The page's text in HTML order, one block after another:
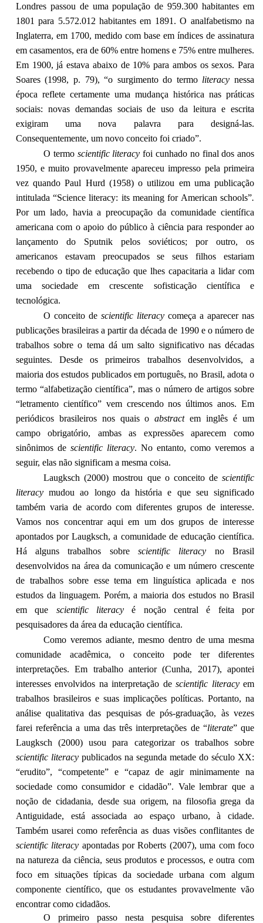
Londres passou de uma população de 959.300 habitantes em
1801 para 5.572.012 habitantes em 1891. O analfabetismo na
Inglaterra, em 1700, medido com base em índices de assinatura
em casamentos, era de 60% entre homens e 75% entre mulheres.
Em 1900, já estava abaixo de 10% para ambos os sexos. Para
Soares (1998, p. 79), “o surgimento do termo literacy nessa
época reflete certamente uma mudança histórica nas práticas
sociais: novas demandas sociais de uso da leitura e escrita
exigiram uma nova palavra para designá-las.
Consequentemente, um novo conceito foi criado”.
O termo scientific literacy foi cunhado no final dos anos
1950, e muito provavelmente apareceu impresso pela primeira
vez quando Paul Hurd (1958) o utilizou em uma publicação
intitulada “Science literacy: its meaning for American schools”.
Por um lado, havia a preocupação da comunidade científica
americana com o apoio do público à ciência para responder ao
lançamento do Sputnik pelos soviéticos; por outro, os
americanos estavam preocupados se seus filhos estariam
recebendo o tipo de educação que lhes capacitaria a lidar com
uma sociedade em crescente sofisticação científica e
tecnológica.
O conceito descientific literacy começa a aparecer nas
publicações brasileiras a partir da década de 1990 e o número de
trabalhos sobre o tema dá um salto significativo nas décadas
seguintes. Desde os primeiros trabalhos desenvolvidos, a
maioria dos estudos publicados em português, no Brasil, adota o
termo “alfabetização científica”, mas o número de artigos sobre
“letramento científico” vem crescendo nos últimos anos. Em
periódicos brasileiros nos quais oabstractem inglês é um
campo obrigatório, ambas as expressões aparecem como
sinônimos de scientific literacy. No entanto, como veremos a
seguir, elas não significam a mesma coisa.
Laugksch (2000) mostrou que o conceito de scientific
literacymudou ao longo da história e que seu significado
também varia de acordo com diferentes grupos de interesse.
Vamos nos concentrar aqui em um dos grupos de interesse
apontados por Laugksch, a comunidade de educação científica.
Há alguns trabalhos sobrescientific literacy no Brasil
desenvolvidos na área da comunicação e um número crescente
de trabalhos sobre esse tema em linguística aplicada e nos
estudos da linguagem. Porém, a maioria dos estudos no Brasil
em que scientific literacyé noção central é feita por
pesquisadores da área da educação científica.
Como veremos adiante, mesmo dentro de uma mesma
comunidade acadêmica, o conceito pode ter diferentes
interpretações. Em trabalho anterior (Cunha, 2017), apontei
interesses envolvidos na interpretação descientific literacyem
trabalhos brasileiros e suas implicações políticas. Portanto, na
análise qualitativa das pesquisas de pós-graduação, às vezes
farei referência a uma das três interpretações de “literate” que
Laugksch (2000) usou para categorizar os trabalhos sobre
scientific literacypublicados na segunda metade do século XX:
“erudito”, “competente” e “capaz de agir minimamente na
sociedade como consumidor e cidadão”. Vale lembrar que a
noção de cidadania, desde sua origem, na filosofia grega da
Antiguidade, está associada ao espaço urbano, à cidade.
Também usarei como referência as duas visões conflitantes de
scientific literacy apontadas por Roberts (2007), uma com foco
na natureza da ciência, seus produtos e processos, e outra com
foco em situações típicas da sociedade urbana com algum
componente científico, que os estudantes provavelmente vão
encontrar como cidadãos.
O primeiro passo nesta pesquisa sobre diferentes